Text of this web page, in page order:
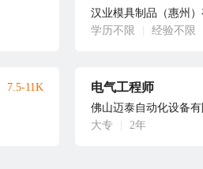
汉业模具制品（惠州
学历不限
经验不限
7.5-11K 电气工程师
佛山迈泰自动化设备
大专
2年